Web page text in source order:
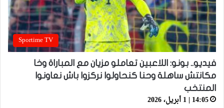
Sportime TV
فيديو.. بونو: اللاعبين تعاملو مزيان مع المباراة وخا
مكانتش ساهلة وحنا كنحاولوا نركزوا باش نعاونوا
المنتخب
14:05 | 1 أبريل، 2026